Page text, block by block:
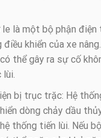
le là một bộ phận
khiển của xe
thể gây ra sự cố
lùi.
bị trục trặc: Hệ
dòng chảy dầu
thống tiến lùi. Nếu